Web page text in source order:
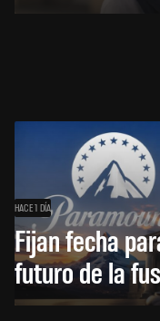
HACE 1 DÍA
Fijan fecha
futuro de la